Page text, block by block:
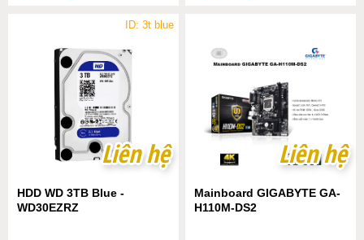
ID: 3t blue
Liên hệ
Liên hệ
HDD WD 3TB Blue -
WD30EZRZ
Liên hệ
Liên hệ
Mainboard GIGABYTE GA-
H110M-DS2